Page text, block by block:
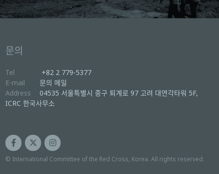
문의
Tel
+82 2 779-5377
E-mail
문의 메일
Address
04535 서울특별시 중구 퇴계로 97 고려 대연각타워 5F,
ICRC 한국사무소
© International Committee of the Red Cross, Korea. All rights reserved.